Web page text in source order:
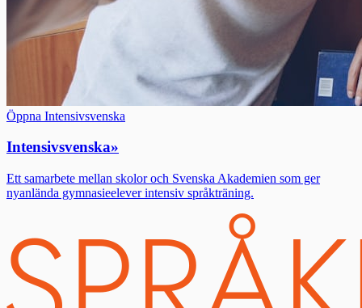
Öppna Intensivsvenska
Intensivsvenska»
Ett samarbete mellan skolor och Svenska Akademien som ger
nyanlända gymnasieelever intensiv språkträning.